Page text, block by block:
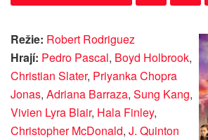
Režie: Robert Rodriguez
Hrají: Pedro Pascal, Boyd Holbrook,
Christian Slater, Priyanka Chopra
Jonas, Adriana Barraza, Sung Kang,
Vivien Lyra Blair, Hala Finley,
Christopher McDonald, J. Quinton